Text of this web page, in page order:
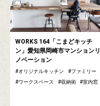
WORKS 164「こまどキッチ
ン」愛知県岡崎市マンションリ
ノベーション
オリジナルキッチン
ファミリー
ワークスペース
収納術 室内窓